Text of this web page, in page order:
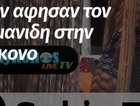
αφησαν τον
στην